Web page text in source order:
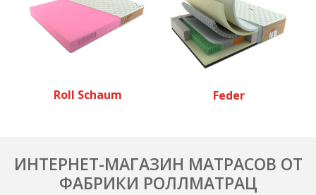
Roll Schaum Feder
ИНТЕРНЕТ-МАГАЗИН МАТРАСОВ ОТ
ФАБРИКИ РОЛЛМАТРАЦ